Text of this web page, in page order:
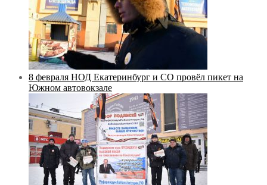
8 февраля НОД Екатеринбург и СО провёл пикет на
Южном автовокзале